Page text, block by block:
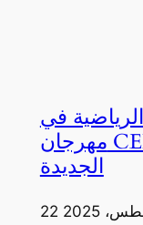
في
مهرجان CED Sportival بالعلمين
الجديدة
2025